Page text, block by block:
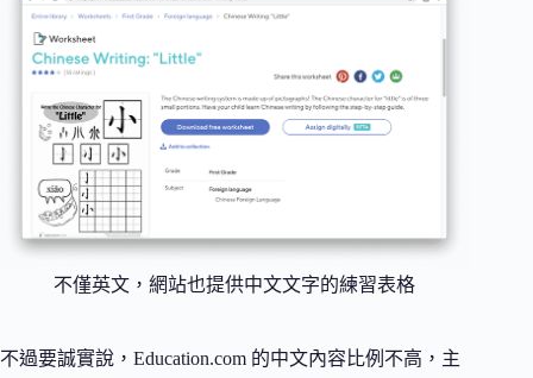
不僅英文，網站也提供中文文字的練習表格
不過要誠實說，Education.com 的中文內容比例不高，主